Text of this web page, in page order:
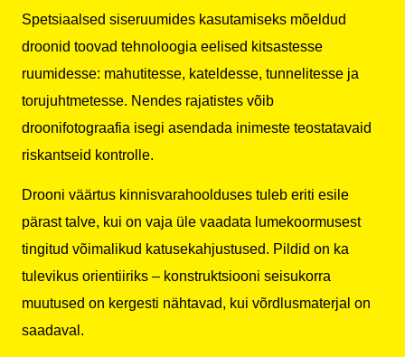
Spetsiaalsed siseruumides kasutamiseks mõeldud
droonid toovad tehnoloogia eelised kitsastesse
ruumidesse: mahutitesse, kateldesse, tunnelitesse ja
torujuhtmetesse. Nendes rajatistes võib
droonifotograafia isegi asendada inimeste teostatavaid
riskantseid kontrolle.
Drooni väärtus kinnisvarahoolduses tuleb eriti esile
pärast talve, kui on vaja üle vaadata lumekoormusest
tingitud võimalikud katusekahjustused. Pildid on ka
tulevikus orientiiriks – konstruktsiooni seisukorra
muutused on kergesti nähtavad, kui võrdlusmaterjal on
saadaval.